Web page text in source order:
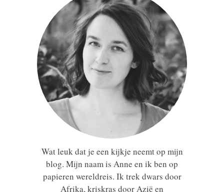
Wat leuk dat je een kijkje neemt op mijn
blog. Mijn naam is Anne en ik ben op
papieren wereldreis. Ik trek dwars door
Afrika, kriskras door Azië en